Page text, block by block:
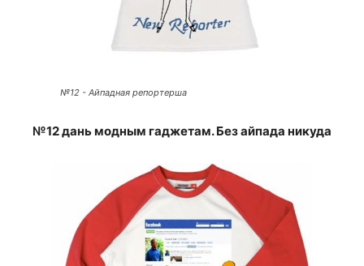
№12 - Айпадная репортерша
№12 дань модным гаджетам. Без айпада никуда